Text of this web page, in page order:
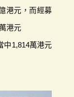
港元，而經募
港元
中1,814萬港元